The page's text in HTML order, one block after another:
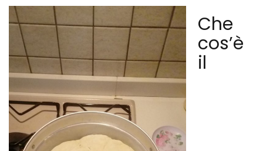
Che
cos’è
il